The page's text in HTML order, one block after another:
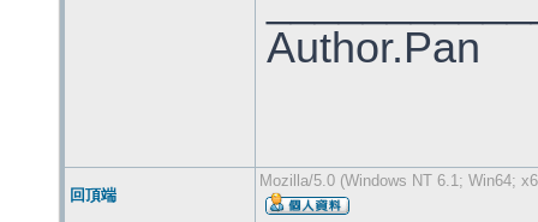
Author.Pan
回頂端
Mozilla/5.0 (Windows NT 6.1; Win64;